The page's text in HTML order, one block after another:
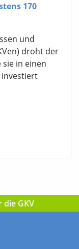
170
und
droht der
in einen
GKV